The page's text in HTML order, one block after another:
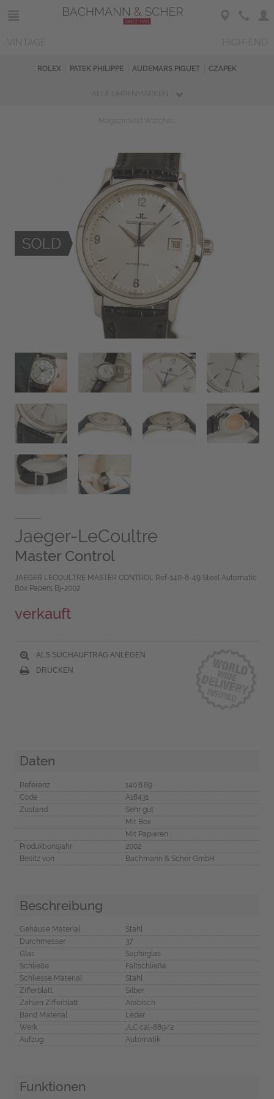
ROLEX PATEK PHILIPPE AUDEMARS PIGUET CZAPEK
Jaeger-LeCoultre
Master Control
JAEGER LECOULTRE MASTER CONTROL Ref-140-8-49 Steel Automatic
Box Papers Bj-2002
verkauft
ALS SUCHAUFTRAG ANLEGEN
DRUCKEN
Daten
Referenz
140.8.89
Code
A18431
Zustand
Sehr gut
Mit Box
Mit Papieren
Produktionsjahr
2002
Besitz von
Bachmann & Scher GmbH
Beschreibung
Gehäuse Material
Stahl
Durchmesser
37
Glas
Saphirglas
Schließe
Faltschließe
Schliesse Material
Stahl
Zifferblatt
Silber
Zahlen Zifferblatt
Arabisch
Band Material
Leder
Werk
JLC cal-889/2
Aufzug
Automatik
Funktionen